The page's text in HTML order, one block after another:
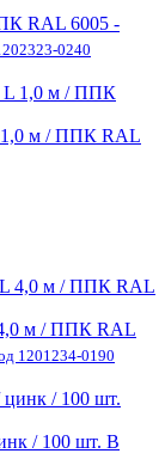
RAL 6005 -
0240
1,0 м / ППК RAL
4,0 м / ППК RAL
1201234-0190
/ 100 шт. В